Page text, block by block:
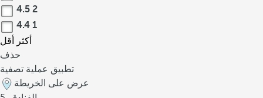
4.5 2
4.4 1
أكثر
أقل
حذف
تطبيق عملية تصفية
عرض على الخريطة
ل
س
ي
،
م
م